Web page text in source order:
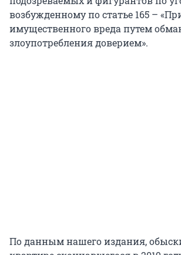
возбужденному по статье 165 –
имущественного вреда путем
злоупотребления доверием».
По данным нашего издания,